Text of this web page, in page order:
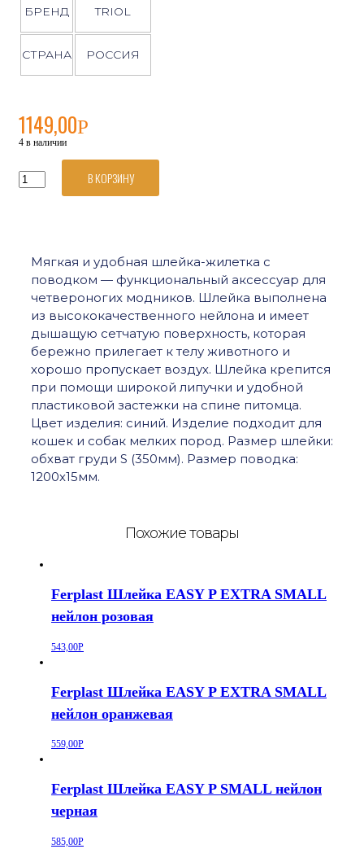
БРЕНД TRIOL
СТРАНА РОССИЯ
1149,00Р
4 в наличии
Количество
товара
жилетка
поводок
синий
обхват
груди
350мм,
поводок
15*1200мм
В КОРЗИНУ
Мягкая и удобная шлейка-жилетка с
поводком — функциональный аксессуар для
четвероногих модников. Шлейка выполнена
из высококачественного нейлона и имеет
дышащую сетчатую поверхность, которая
бережно прилегает к телу животного и
хорошо пропускает воздух. Шлейка крепится
при помощи широкой липучки и удобной
пластиковой застежки на спине питомца.
Цвет изделия: синий. Изделие подходит для
кошек и собак мелких пород. Размер шлейки:
обхват груди S (350мм). Размер поводка:
1200х15мм.
Похожие товары
Ferplast Шлейка EASY P EXTRA SMALL
нейлон розовая
543,00Р
Ferplast Шлейка EASY P EXTRA SMALL
нейлон оранжевая
559,00Р
Ferplast Шлейка EASY P SMALL нейлон
черная
585,00Р